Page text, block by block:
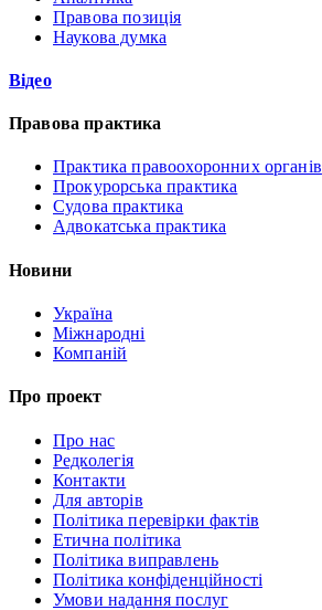
Правова позиція
Наукова думка
Відео
Правова практика
Практика правоохоронних органів
Прокурорська практика
Судова практика
Адвокатська практика
Новини
Україна
Міжнародні
Компаній
Про проект
Про нас
Редколегія
Контакти
Для авторів
Політика перевірки фактів
Етична політика
Політика виправлень
Політика конфіденційності
Умови надання послуг